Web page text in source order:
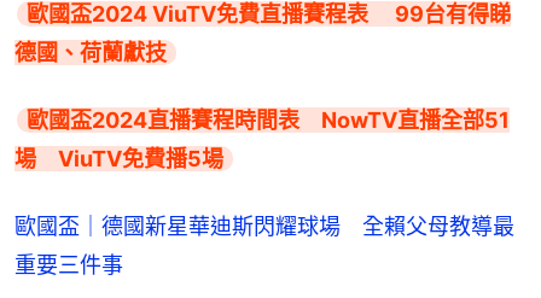
歐國盃2024 ViuTV免費直播賽程表　 99台有得睇
德國、荷蘭獻技
歐國盃2024直播賽程時間表　NowTV直播全部51
場　ViuTV免費播5場
歐國盃｜德國新星華迪斯閃耀球場 全賴父母教導最
重要三件事